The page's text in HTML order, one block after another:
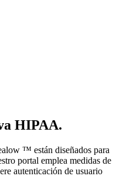
HIPAA.
™ están diseñados para
portal emplea medidas de
autenticación de usuario